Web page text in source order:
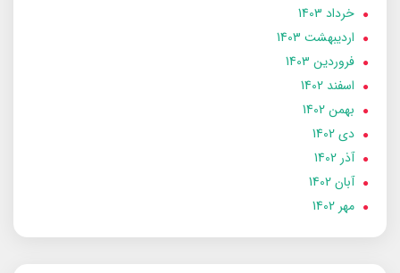
خرداد 1403
ارديبهشت 1403
فروردین 1403
اسفند 1402
بهمن 1402
دی 1402
آذر 1402
آبان 1402
مهر 1402